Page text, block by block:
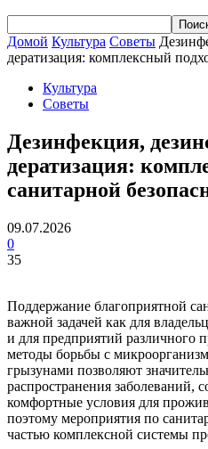
Домой Культура Советы
дератизация: комплексный
Культура
Советы
Дезинфекция,
дератизация:
санитарной
09.07.2026
0
35
Поддержание благоприятной
важной задачей как для
и для предприятий различного
методы борьбы с
грызунами позволяют
распространения заболеваний,
комфортные условия для
поэтому мероприятия по
частью комплексной системы